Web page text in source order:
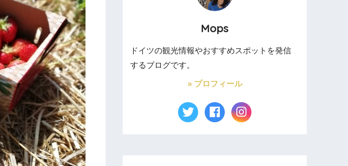
Mops
ドイツの観光情報やおすすめスポットを発信
するブログです。
» プロフィール